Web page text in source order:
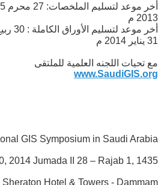
2013 م
31 يناير 2014 م
مع تحيات اللجنه العلمية للملتقى
www.SaudiGIS.org
GIS Symposium in Saudi Arabia
2014 Jumada II 28 – Rajab 1, 1435
Sheraton Hotel & Towers - Dammam